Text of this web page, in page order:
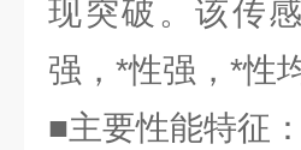
现突破。该传
强，*性强，*性
■主要性能特征：